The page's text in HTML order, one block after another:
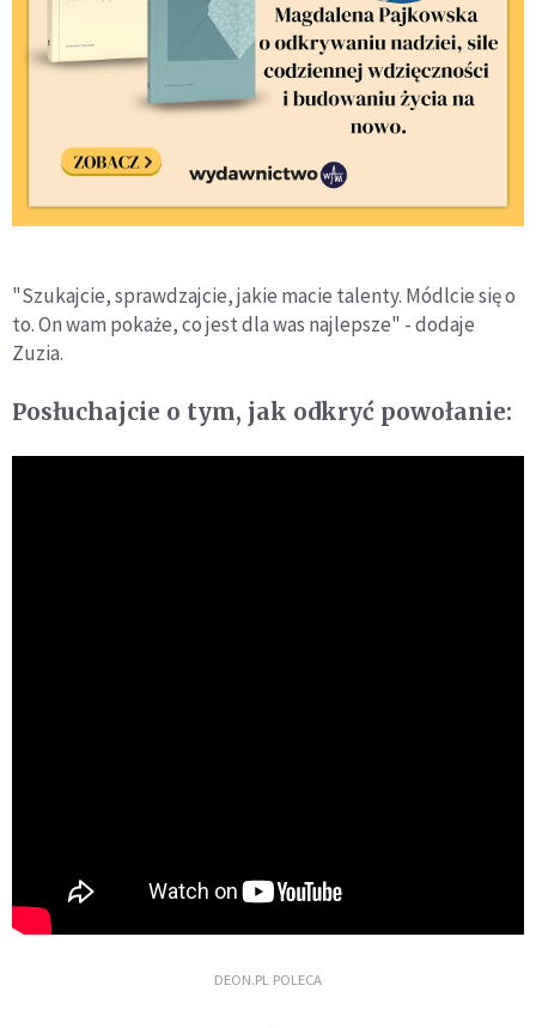
"Szukajcie, sprawdzajcie, jakie macie talenty. Módlcie się o
to. On wam pokaże, co jest dla was najlepsze" - dodaje
Zuzia.
Posłuchajcie o tym, jak odkryć powołanie:
DEON.PL POLECA